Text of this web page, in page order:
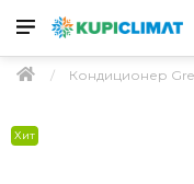
Кондиционер
Хит